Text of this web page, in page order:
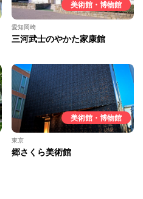
美術館・博物館
愛知岡崎
三河武士のやかた家康館
美術館・博物館
東京
郷さくら美術館